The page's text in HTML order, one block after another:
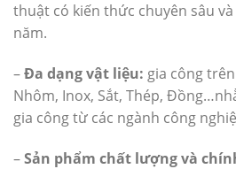
thuật có kiến thức chuyên sâu
năm.
–Đa dạng vật liệu: gia công
Nhôm, Inox, Sắt, Thép,
gia công từ các ngành công
–Sản phẩm chất lượng và